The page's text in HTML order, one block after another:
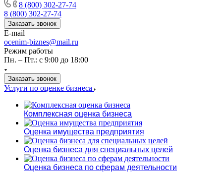
8 (800) 302-27-74
8 (800) 302-27-74
Заказать звонок
E-mail
ocenim-biznes@mail.ru
Режим работы
Пн. – Пт.: с 9:00 до 18:00
Заказать звонок
Услуги по оценке бизнеса
Комплексная оценка бизнеса
Оценка имущества предприятия
Оценка бизнеса для специальных целей
Оценка бизнеса по сферам деятельности